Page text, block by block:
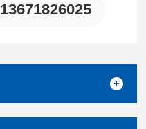
13671826025